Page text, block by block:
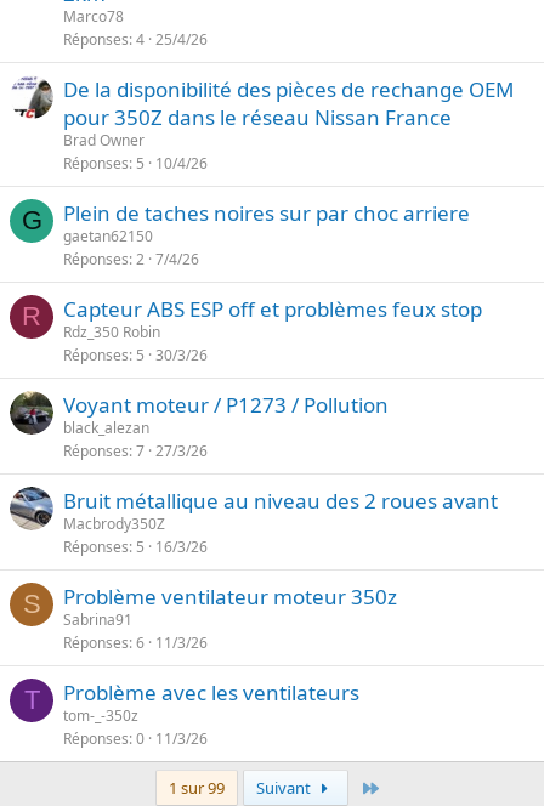
Marco78
Réponses 4 25/4/26
De la disponibilité des pièces de rechange OEM
pour 350Z dans le réseau Nissan France
Brad Owner
Réponses 5 10/4/26
G Plein de taches noires sur par choc arriere
gaetan62150
Réponses 2 7/4/26
R Capteur ABS ESP off et problèmes feux stop
Rdz_350 Robin
Réponses 5 30/3/26
Voyant moteur / P1273 / Pollution
black_alezan
Réponses 7 27/3/26
Bruit métallique au niveau des 2 roues avant
Macbrody350Z
Réponses 5 16/3/26
S Problème ventilateur moteur 350z
Sabrina91
Réponses 6 11/3/26
T Problème avec les ventilateurs
tom-_-350z
Réponses 0 11/3/26
1 sur 99 Suivant